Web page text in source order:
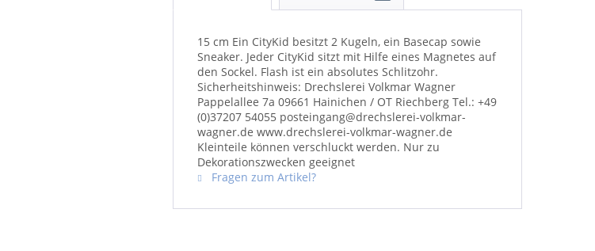
15 cm Ein CityKid besitzt 2 Kugeln, ein Basecap sowie
Sneaker. Jeder CityKid sitzt mit Hilfe eines Magnetes auf
den Sockel. Flash ist ein absolutes Schlitzohr.
Sicherheitshinweis: Drechslerei Volkmar Wagner
Pappelallee 7a 09661 Hainichen / OT Riechberg Tel.: +49
(0)37207 54055 posteingang@drechslerei-volkmar-
wagner.de www.drechslerei-volkmar-wagner.de
Kleinteile können verschluckt werden. Nur zu
Dekorationszwecken geeignet
Fragen zum Artikel?